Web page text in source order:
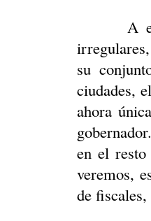
A
su
ciudades,
ahora
en el
veremos,
de